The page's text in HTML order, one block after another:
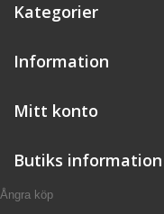
Kategorier
Information
Mitt konto
Butiks information
Ångra köp